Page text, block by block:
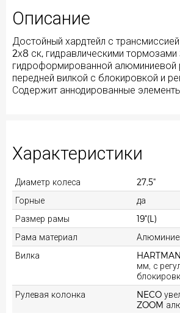
Описание
Достойный хардтейл с
2х8 ск, гидравлическими
гидроформированной алюминиевой
передней вилкой с блокировкой и
Содержит аннодированные элементы
Характеристики
Диаметр колеса
27,5"
Горные
да
Размер рамы
19"(L)
Рама материал
Вилка
мм, с
Рулевая колонка
NECO
ZOOM